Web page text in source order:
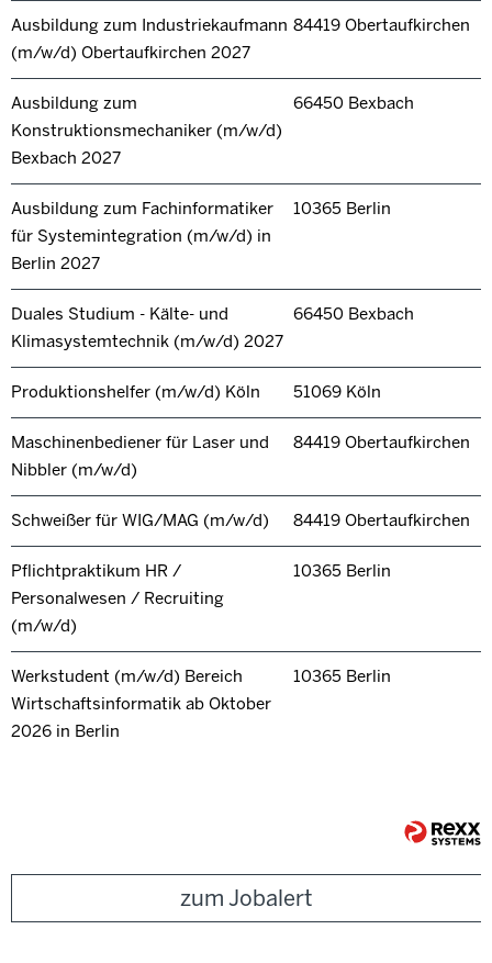
Ausbildung zum Industriekaufmann
(m/w/d) Obertaufkirchen 2027
84419 Obertaufkirchen
Ausbildung zum
Konstruktionsmechaniker (m/w/d)
Bexbach 2027
66450 Bexbach
Ausbildung zum Fachinformatiker
für Systemintegration (m/w/d) in
Berlin 2027
10365 Berlin
Duales Studium - Kälte- und
Klimasystemtechnik (m/w/d) 2027
66450 Bexbach
Produktionshelfer (m/w/d) Köln 51069 Köln
Maschinenbediener für Laser und
Nibbler (m/w/d)
84419 Obertaufkirchen
Schweißer für WIG/MAG (m/w/d) 84419 Obertaufkirchen
Pflichtpraktikum HR /
Personalwesen / Recruiting
(m/w/d)
10365 Berlin
Werkstudent (m/w/d) Bereich
Wirtschaftsinformatik ab Oktober
2026 in Berlin
10365 Berlin
zum Jobalert